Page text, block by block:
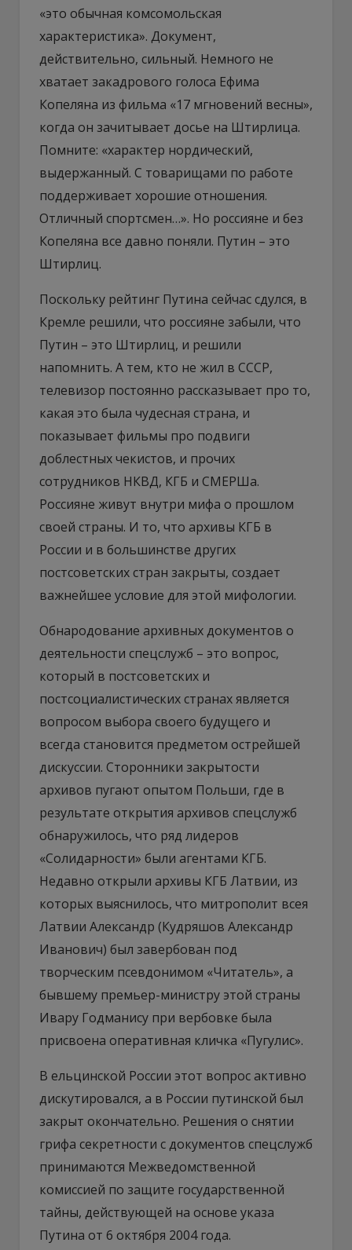
«это обычная комсомольская
характеристика». Документ,
действительно, сильный. Немного не
хватает закадрового голоса Ефима
Копеляна из фильма «17 мгновений весны»,
когда он зачитывает досье на Штирлица.
Помните: «характер нордический,
выдержанный. С товарищами по работе
поддерживает хорошие отношения.
Отличный спортсмен…». Но россияне и без
Копеляна все давно поняли. Путин – это
Штирлиц.
Поскольку рейтинг Путина сейчас сдулся, в
Кремле решили, что россияне забыли, что
Путин – это Штирлиц, и решили
напомнить. А тем, кто не жил в СССР,
телевизор постоянно рассказывает про то,
какая это была чудесная страна, и
показывает фильмы про подвиги
доблестных чекистов, и прочих
сотрудников НКВД, КГБ и СМЕРШа.
Россияне живут внутри мифа о прошлом
своей страны. И то, что архивы КГБ в
России и в большинстве других
постсоветских стран закрыты, создает
важнейшее условие для этой мифологии.
Обнародование архивных документов о
деятельности спецслужб – это вопрос,
который в постсоветских и
постсоциалистических странах является
вопросом выбора своего будущего и
всегда становится предметом острейшей
дискуссии. Сторонники закрытости
архивов пугают опытом Польши, где в
результате открытия архивов спецслужб
обнаружилось, что ряд лидеров
«Солидарности» были агентами КГБ.
Недавно открыли архивы КГБ Латвии, из
которых выяснилось, что митрополит всея
Латвии Александр (Кудряшов Александр
Иванович) был завербован под
творческим псевдонимом «Читатель», а
бывшему премьер-министру этой страны
Ивару Годманису при вербовке была
присвоена оперативная кличка «Пугулис».
В ельцинской России этот вопрос активно
дискутировался, а в России путинской был
закрыт окончательно. Решения о снятии
грифа секретности с документов спецслужб
принимаются Межведомственной
комиссией по защите государственной
тайны, действующей на основе указа
Путина от 6 октября 2004 года.